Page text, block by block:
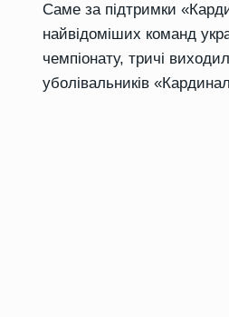
Саме за підтримки
найвідоміших команд
чемпіонату, тричі
уболівальників